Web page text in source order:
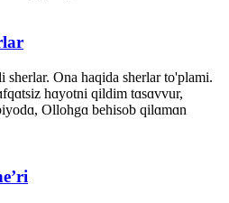
sherlar. Ona haqida sherlar to'plami.
hɑyotni qildim tɑsɑvvur,
Ollohgɑ behisob qilɑmɑn